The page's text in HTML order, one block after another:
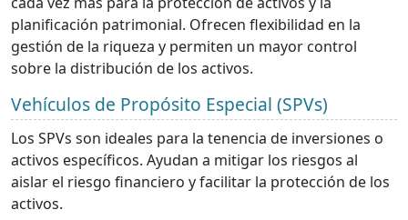
planificación patrimonial. Ofrecen flexibilidad en la
gestión de la riqueza y permiten un mayor control
sobre la distribución de los activos.
Vehículos de Propósito Especial (SPVs)
Los SPVs son ideales para la tenencia de inversiones o
activos específicos. Ayudan a mitigar los riesgos al
aislar el riesgo financiero y facilitar la protección de los
activos.